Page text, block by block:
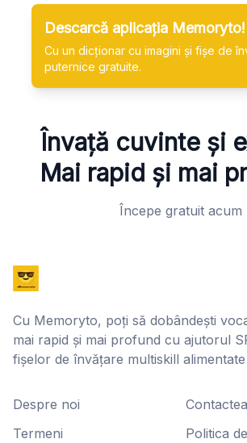
Descarcă aplicația Memoryto!
Cu un dicționar cu imagini și fișe de
puternice gratuite.
Învață cuvinte și
Mai rapid și mai
Începe gratuit acum
Cu Memoryto, poți să dobândești
mai rapid și mai profund cu ajutorul
fișelor de învățare multiskill
Despre noi
Termeni
Politica